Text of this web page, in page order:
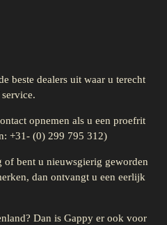
beste dealers uit waar u terecht
opnemen als u een proefrit
+31- (0) 299 795 312)
of bent u nieuwsgierig geworden
dan ontvangt u een eerlijk
Dan is Gappy er ook voor